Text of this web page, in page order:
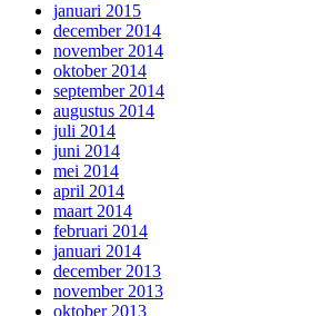
januari 2015
december 2014
november 2014
oktober 2014
september 2014
augustus 2014
juli 2014
juni 2014
mei 2014
april 2014
maart 2014
februari 2014
januari 2014
december 2013
november 2013
oktober 2013